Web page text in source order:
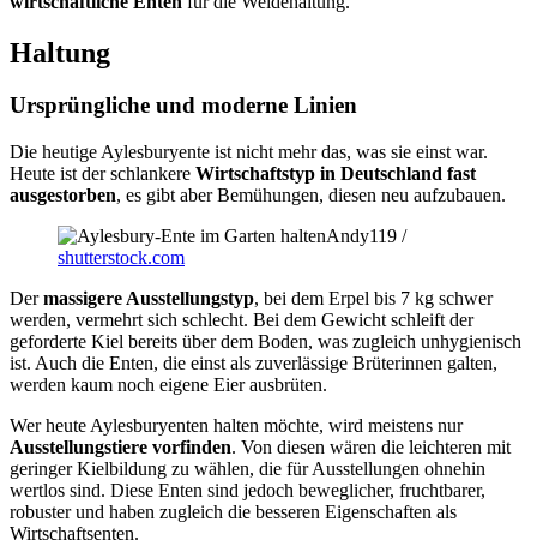
Haltung
Ursprüngliche und moderne Linien
Die heutige Aylesburyente ist nicht mehr das, was sie einst war.
Heute ist der schlankere Wirtschaftstyp in Deutschland fast
ausgestorben, es gibt aber Bemühungen, diesen neu aufzubauen.
Andy119 /
shutterstock.com
Dermassigere Ausstellungstyp, bei dem Erpel bis 7 kg schwer
werden, vermehrt sich schlecht. Bei dem Gewicht schleift der
geforderte Kiel bereits über dem Boden, was zugleich unhygienisch
ist. Auch die Enten, die einst als zuverlässige Brüterinnen galten,
werden kaum noch eigene Eier ausbrüten.
Wer heute Aylesburyenten halten möchte, wird meistens nur
Ausstellungstiere vorfinden. Von diesen wären die leichteren mit
geringer Kielbildung zu wählen, die für Ausstellungen ohnehin
wertlos sind. Diese Enten sind jedoch beweglicher, fruchtbarer,
robuster und haben zugleich die besseren Eigenschaften als
Wirtschaftsenten.